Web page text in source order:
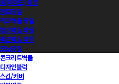
롱(와이드) 타일
점토타일
적고벽돌 타일
청고벽돌 타일
백고벽돌 타일
모노타일
콘크리트벽돌
디자인블럭
스킨/커버